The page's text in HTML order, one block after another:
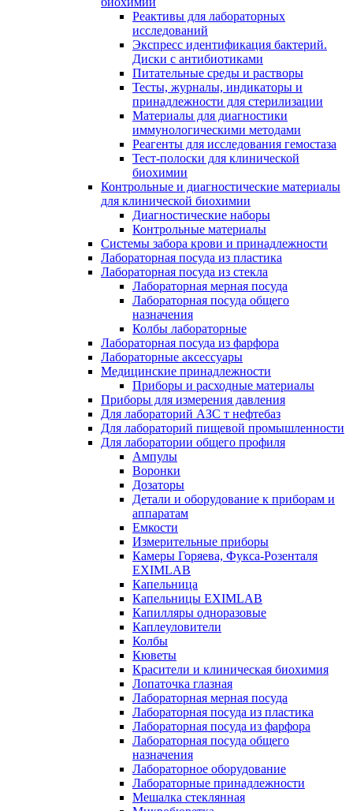
Реактивы для лабораторных
исследований
Экспресс идентификация бактерий.
Диски с антибиотиками
Питательные среды и растворы
Тесты, журналы, индикаторы и
принадлежности для стерилизации
Материалы для диагностики
иммунологическими методами
Реагенты для исследования гемостаза
Тест-полоски для клинической
биохимии
Контрольные и диагностические материалы
для клинической биохимии
Диагностические наборы
Контрольные материалы
Системы забора крови и принадлежности
Лабораторная посуда из пластика
Лабораторная посуда из стекла
Лабораторная мерная посуда
Лабораторная посуда общего
назначения
Колбы лабораторные
Лабораторная посуда из фарфора
Лабораторные аксессуары
Медицинские принадлежности
Приборы и расходные материалы
Приборы для измерения давления
Для лабораторий АЗС т нефтебаз
Для лабораторий пищевой промышленности
Для лаборатории общего профиля
Ампулы
Воронки
Дозаторы
Детали и оборудование к приборам и
аппаратам
Емкости
Измерительные приборы
Камеры Горяева, Фукса-Розенталя
EXIMLAB
Капельница
Капельницы EXIMLAB
Капилляры одноразовые
Каплеуловители
Колбы
Кюветы
Красители и клиническая биохимия
Лопаточка глазная
Лабораторная мерная посуда
Лабораторная посуда из пластика
Лабораторная посуда из фарфора
Лабораторная посуда общего
назначения
Лабораторное оборудование
Лабораторные принадлежности
Мешалка стеклянная